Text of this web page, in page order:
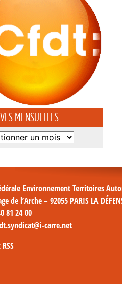
MENSUELLES
Environnement Territoires
de l’Arche – 92055 PARIS LA
81 24 00
carre.net